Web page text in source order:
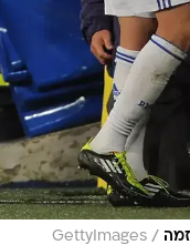
/
GettyImages